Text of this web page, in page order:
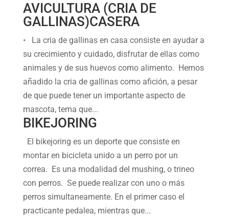
AVICULTURA (CRIA DE
GALLINAS)CASERA
• La cria de gallinas en casa consiste en ayudar a
su crecimiento y cuidado, disfrutar de ellas como
animales y de sus huevos como alimento. Hemos
añadido la cria de gallinas como afición, a pesar
de que puede tener un importante aspecto de
mascota, tema que...
BIKEJORING
El bikejoring es un deporte que consiste en
montar en bicicleta unido a un perro por un
correa. Es una modalidad del mushing, o trineo
con perros. Se puede realizar con uno o más
perros simultaneamente. En el primer caso el
practicante pedalea, mientras que...